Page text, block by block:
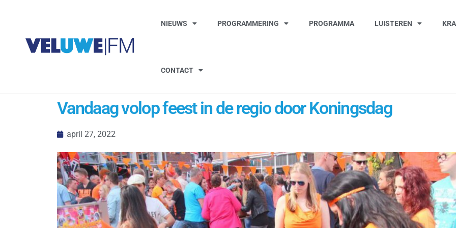
NIEUWS PROGRAMMERING PROGRAMMA LUISTEREN
CONTACT
Vandaag volop feest in de regio door Koningsdag
april 27, 2022